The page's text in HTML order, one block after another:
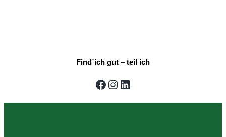
Find´ich gut – teil ich
Facebook
Instagram
LinkedIn